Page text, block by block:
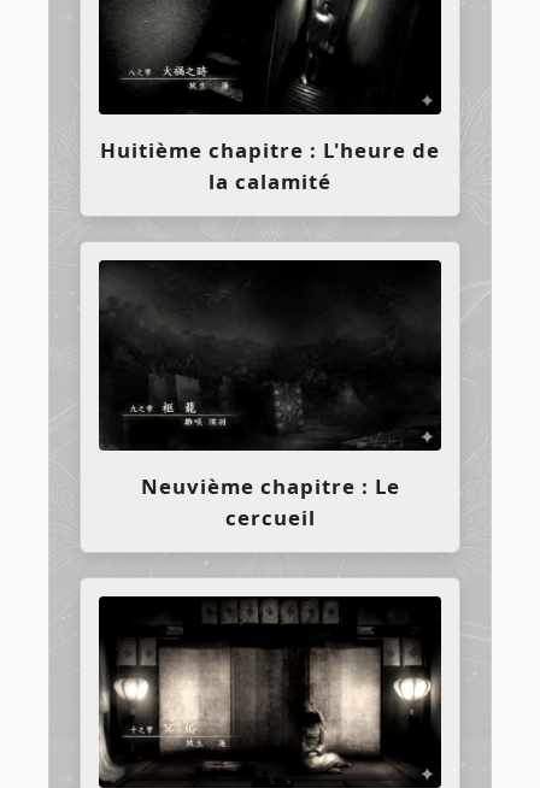
Huitième chapitre : L'heure de
la calamité
Neuvième chapitre : Le
cercueil